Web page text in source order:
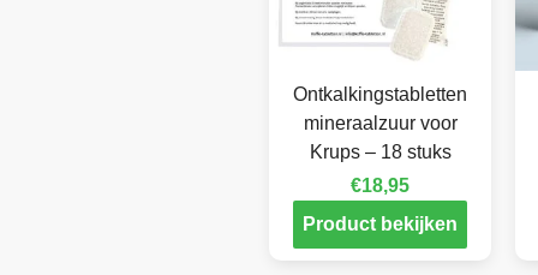
Ontkalkingstabletten
mineraalzuur voor
Krups – 18 stuks
€18,95
Product bekijken